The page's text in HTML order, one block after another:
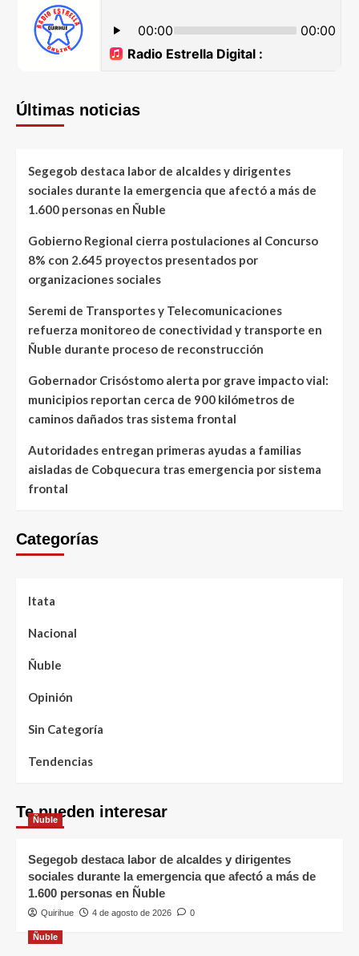
Últimas noticias
Segegob destaca labor de alcaldes y dirigentes
sociales durante la emergencia que afectó a más de
1.600 personas en Ñuble
Gobierno Regional cierra postulaciones al Concurso
8% con 2.645 proyectos presentados por
organizaciones sociales
Seremi de Transportes y Telecomunicaciones
refuerza monitoreo de conectividad y transporte en
Ñuble durante proceso de reconstrucción
Gobernador Crisóstomo alerta por grave impacto vial:
municipios reportan cerca de 900 kilómetros de
caminos dañados tras sistema frontal
Autoridades entregan primeras ayudas a familias
aisladas de Cobquecura tras emergencia por sistema
frontal
Categorías
Itata
Nacional
Ñuble
Opinión
Sin Categoría
Tendencias
Te pueden interesar
Ñuble
Segegob destaca labor de alcaldes y dirigentes
sociales durante la emergencia que afectó a más de
1.600 personas en Ñuble
Quirihue 4 de agosto de 2026 0
Ñuble